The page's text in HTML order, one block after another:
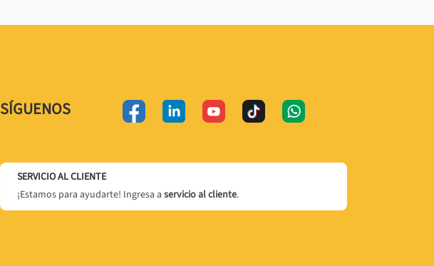
SÍGUENOS
SERVICIO AL CLIENTE
¡Estamos para ayudarte! Ingresa a servicio al cliente.